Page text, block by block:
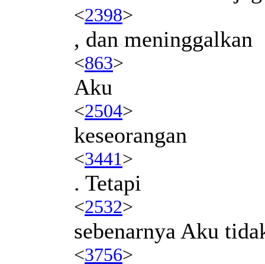
<2398>
, dan meninggalkan
<863>
Aku
<2504>
keseorangan
<3441>
. Tetapi
<2532>
sebenarnya Aku
<3756>